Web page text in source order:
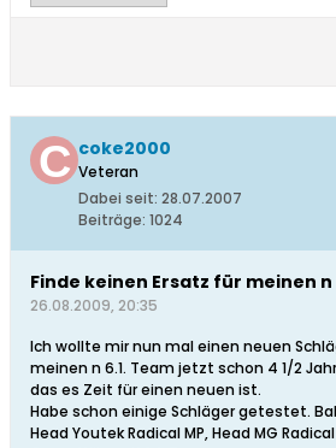
coke2000
Veteran
Dabei seit: 28.07.2007
Beiträge: 1024
Finde keinen Ersatz für meinen n
26.08.2009, 20:35
Ich wollte mir nun mal einen neuen
meinen n 6.1. Team jetzt schon 4 1/2
das es Zeit für einen neuen ist.
Habe schon einige Schläger getestet.
Head Youtek Radical MP, Head MG